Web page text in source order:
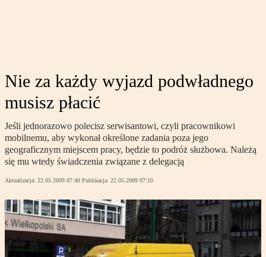
Nie za każdy wyjazd podwładnego
musisz płacić
Jeśli jednorazowo polecisz serwisantowi, czyli pracownikowi
mobilnemu, aby wykonał określone zadania poza jego
geograficznym miejscem pracy, będzie to podróż służbowa. Należą
się mu wtedy świadczenia związane z delegacją
Aktualizacja: 22.05.2009 07:40 Publikacja: 22.05.2009 07:10